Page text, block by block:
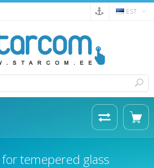
EST
temepered glass